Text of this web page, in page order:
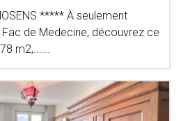
***** À seulement
de Medecine, découvrez ce
m2,......